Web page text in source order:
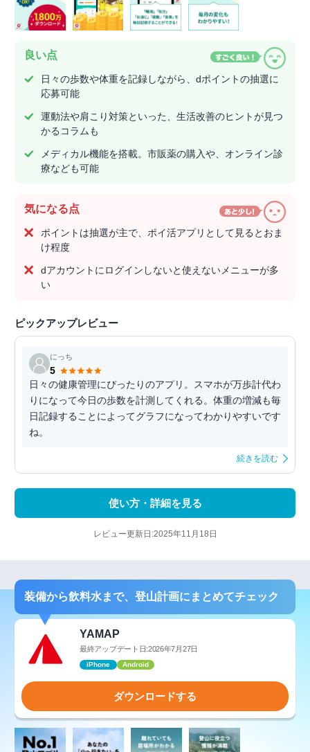
良い点
日々の歩数や体重を記録しながら、dポイントの抽選に
応募可能
運動法や肩こり対策といった、生活改善のヒントが見つ
かるコラムも
メディカル機能を搭載。市販薬の購入や、オンライン診
療なども可能
気になる点
ポイントは抽選が主で、ポイ活アプリとして見るとおま
け程度
dアカウントにログインしないと使えないメニューが多
い
ピックアップレビュー
にっち
5
日々の健康管理にぴったりのアプリ。スマホが万歩計代わ
りになって今日の歩数を計測してくれる。体重の増減も毎
日記録することによってグラフになってわかりやすいです
ね。
続きを読む
使い方・詳細を見る
レビュー更新日:2025年11月18日
装備から飲料水まで、登山計画にまとめてチェック
YAMAP
最終アップデート日:2026年7月27日
iPhone Android
ダウンロードする